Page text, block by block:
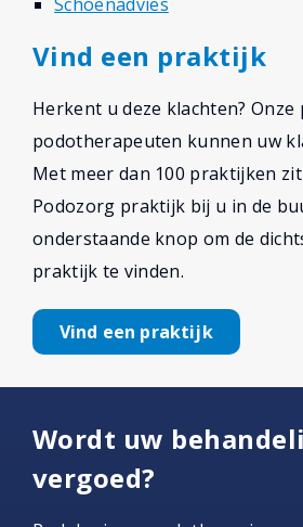
Vind een praktijk
Herkent u deze klachten?
podotherapeuten kunnen uw
Met meer dan 100 praktijken
Podozorg praktijk bij u in de
onderstaande knop om de
praktijk te vinden.
Vind een praktijk
Wordt uw
vergoed?